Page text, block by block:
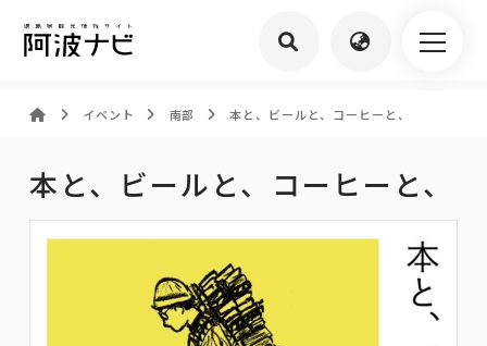
イベント 南部 本と、ビールと、コーヒーと、
本と、ビールと、コーヒーと、